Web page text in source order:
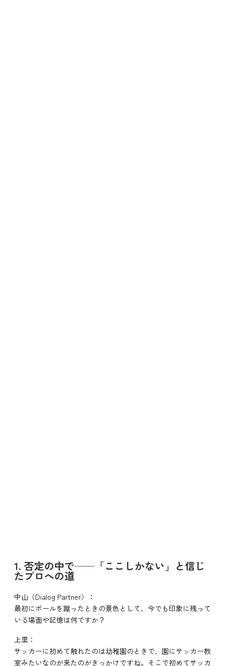
1. 否定の中で──「ここしかない」と信じ
たプロへの道
中山（Dialog Partner）：
最初にボールを蹴ったときの景色として、今でも印象に残って
いる場面や記憶は何ですか？
上里：
サッカーに初めて触れたのは幼稚園のときで、園にサッカー教
室みたいなのが来たのがきっかけですね。そこで初めてサッカ